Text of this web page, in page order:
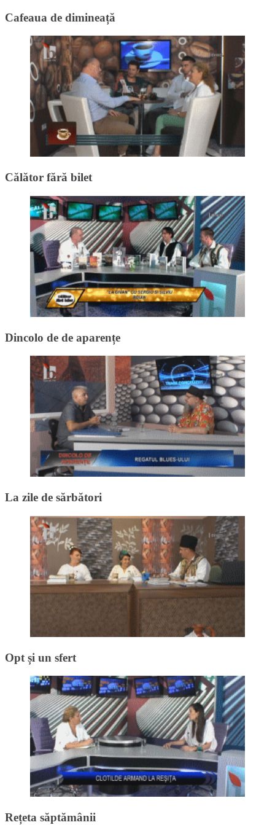
Cafeaua de dimineață
Călător fără bilet
Dincolo de de aparențe
La zile de sărbători
Opt și un sfert
Rețeta săptămânii